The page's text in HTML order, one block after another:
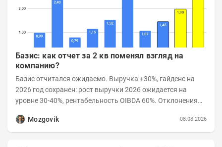
Базис: как отчет за 2 кв поменял взгляд на
компанию?
Базис отчитался ожидаемо. Выручка +30%, гайденс на
2026 год сохранен: рост выручки 2026 ожидается на
уровне 30-40%, рентабельность OIBDA 60%. Отклонения
Mozgovik
08.08.2026